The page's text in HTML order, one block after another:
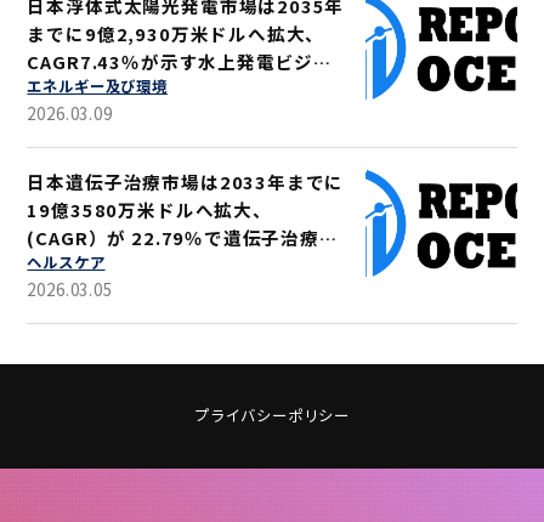
日本浮体式太陽光発電市場は2035年
までに9億2,930万米ドルへ拡大、
CAGR7.43％が示す水上発電ビジネ
ス機会
エネルギー及び環境
2026.03.09
日本遺伝子治療市場は2033年までに
19億3580万米ドルへ拡大、
(CAGR）が 22.79％で遺伝子治療技
術の普及進む
ヘルスケア
2026.03.05
プライバシーポリシー